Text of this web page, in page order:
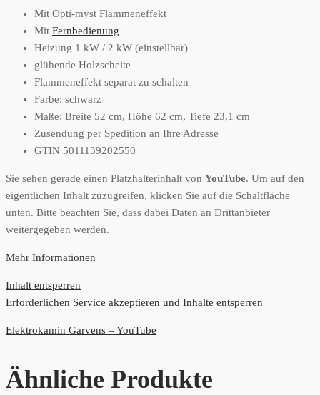
Mit Opti-myst Flammeneffekt
Mit Fernbedienung
Heizung 1 kW / 2 kW (einstellbar)
glühende Holzscheite
Flammeneffekt separat zu schalten
Farbe: schwarz
Maße: Breite 52 cm, Höhe 62 cm, Tiefe 23,1 cm
Zusendung per Spedition an Ihre Adresse
GTIN 5011139202550
Sie sehen gerade einen Platzhalterinhalt von YouTube. Um auf den
eigentlichen Inhalt zuzugreifen, klicken Sie auf die Schaltfläche
unten. Bitte beachten Sie, dass dabei Daten an Drittanbieter
weitergegeben werden.
Mehr Informationen
Inhalt entsperren
Erforderlichen Service akzeptieren und Inhalte entsperren
Elektrokamin Garvens – YouTube
Ähnliche Produkte